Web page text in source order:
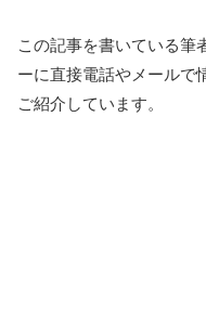
この記事を書いている筆
ーに直接電話やメールで
ご紹介しています。